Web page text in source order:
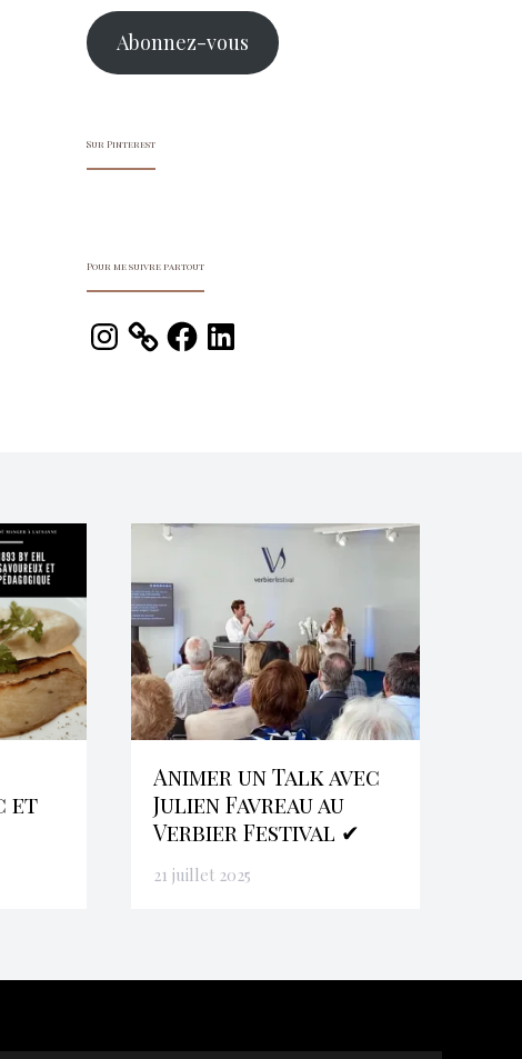
Abonnez-vous
Sur Pinterest
Pour me suivre partout
Instagram FacebookLinkedIn
et
Animer un Talk avec
Julien Favreau au
Verbier Festival ✔
21 juillet 2025